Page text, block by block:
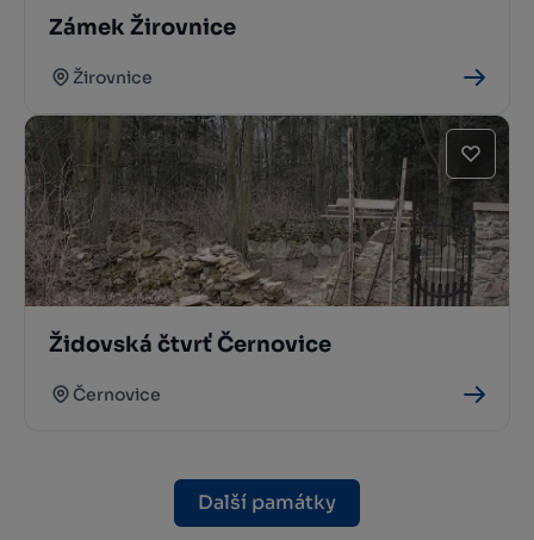
Zámek Žirovnice
Žirovnice
Židovská čtvrť Černovice
Černovice
Další památky